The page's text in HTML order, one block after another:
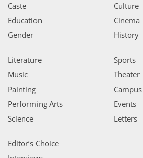
Caste
Education
Gender
Culture
Cinema
History
Literature
Music
Painting
Performing Arts
Science
Sports
Theater
Campus
Events
Letters
Editor’s Choice